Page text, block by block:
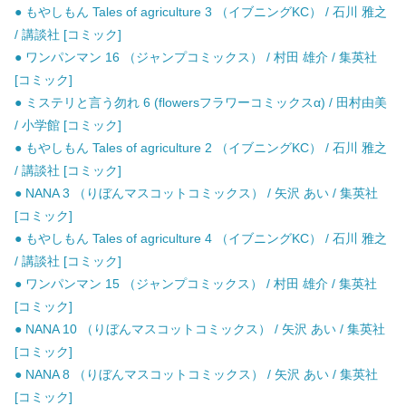
● もやしもん Tales of agriculture 3 （イブニングKC） / 石川 雅之
/ 講談社 [コミック]
● ワンパンマン 16 （ジャンプコミックス） / 村田 雄介 / 集英社
[コミック]
● ミステリと言う勿れ 6 (flowersフラワーコミックスα) / 田村由美
/ 小学館 [コミック]
● もやしもん Tales of agriculture 2 （イブニングKC） / 石川 雅之
/ 講談社 [コミック]
● NANA 3 （りぼんマスコットコミックス） / 矢沢 あい / 集英社
[コミック]
● もやしもん Tales of agriculture 4 （イブニングKC） / 石川 雅之
/ 講談社 [コミック]
● ワンパンマン 15 （ジャンプコミックス） / 村田 雄介 / 集英社
[コミック]
● NANA 10 （りぼんマスコットコミックス） / 矢沢 あい / 集英社
[コミック]
● NANA 8 （りぼんマスコットコミックス） / 矢沢 あい / 集英社
[コミック]